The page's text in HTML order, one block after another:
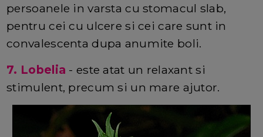
persoanele in varsta cu stomacul slab,
pentru cei cu ulcere si cei care sunt in
convalescenta dupa anumite boli.
7. Lobelia - este atat un relaxant si
stimulent, precum si un mare ajutor.